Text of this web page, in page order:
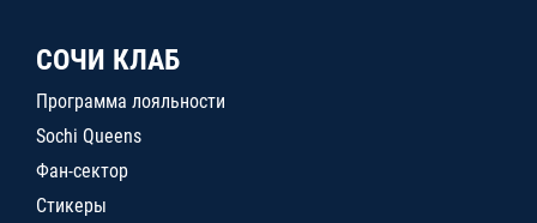
СОЧИ КЛАБ
Программа лояльности
Sochi Queens
Фан-сектор
Стикеры